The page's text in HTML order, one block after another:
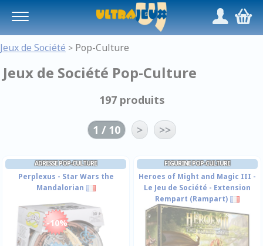
/,
Jeux de Société > Pop-Culture
Jeux de Société Pop-Culture
197 produits
1 / 10 > >>
ADRESSE POP-CULTURE
Perplexus - Star Wars the
Mandalorian
-10%
FIGURINE POP-CULTURE
Heroes of Might and Magic III -
Le Jeu de Société - Extension
Rempart (Rampart)